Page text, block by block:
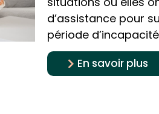
d’assistance pour
période
En savoir plus